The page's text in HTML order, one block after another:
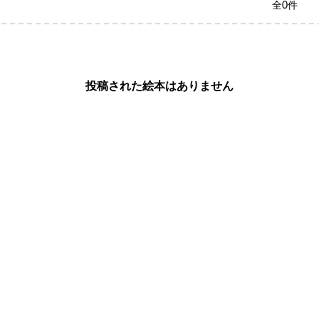
全0件
投稿された絵本はありません